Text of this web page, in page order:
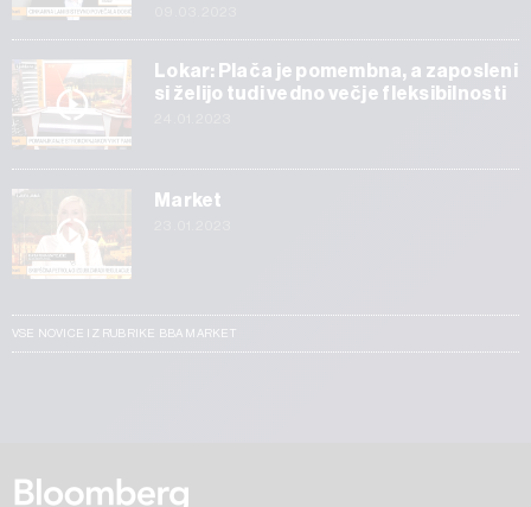
Lokar: Plača je pomembna, a zaposleni
si želijo tudi vedno večje fleksibilnosti
Market
VSE NOVICE IZ RUBRIKE BBA MARKET